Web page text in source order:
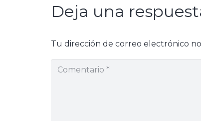
Deja una
Tu dirección de correo electrónico